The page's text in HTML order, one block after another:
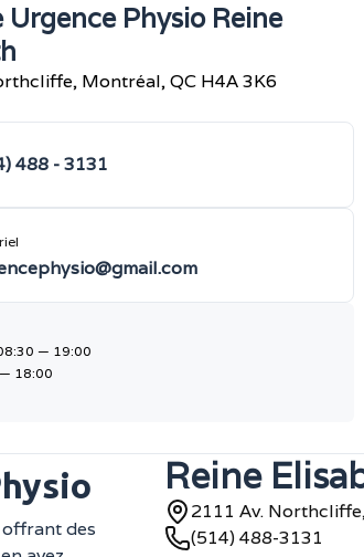
Urgence Physio Reine
Montréal, QC H4A 3K6
488 - 3131
— 19:00
18:00
des
Reine
2111 Av.
(514) 488-3131